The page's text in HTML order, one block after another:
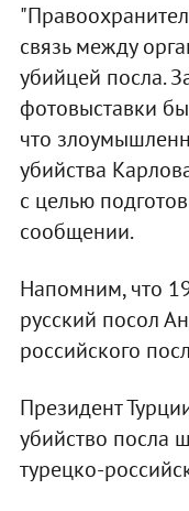
связь между
убийцей посла.
фотовыставки
что
убийства
с целью
сообщении.
Напомним, что
русский посол
российского
Президент
убийство посла
турецко-